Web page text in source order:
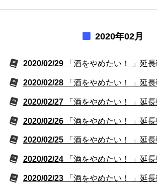
2020年02月
2020/02/29 「酒をやめたい！ 」延
2020/02/28 「酒をやめたい！ 」延
2020/02/27 「酒をやめたい！ 」延
2020/02/26 「酒をやめたい！ 」延
2020/02/25 「酒をやめたい！ 」延
2020/02/24 「酒をやめたい！ 」延
2020/02/23 「酒をやめたい！ 」延